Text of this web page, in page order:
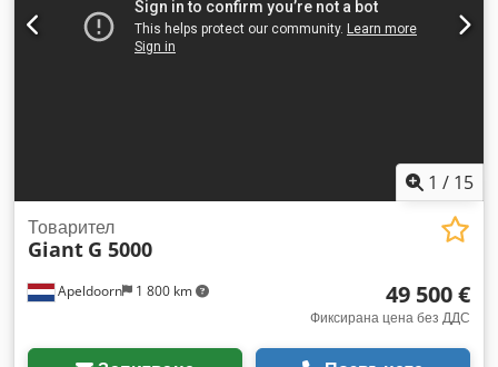
1 / 15
Apeldoorn 1 800 km
Товарител
Giant G 5000
49 500 €
Фиксирана цена без ДДС